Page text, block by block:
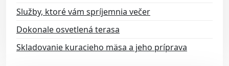
Služby, ktoré vám spríjemnia večer
Dokonale osvetlená terasa
Skladovanie kuracieho mäsa a jeho príprava